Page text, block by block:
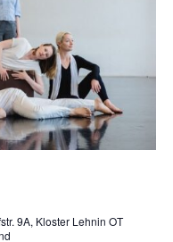
9A, Kloster Lehnin OT